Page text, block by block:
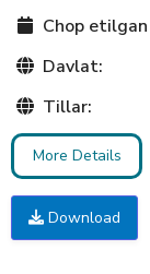
Chop etilgan
Davlat:
Tillar:
More Details
Download